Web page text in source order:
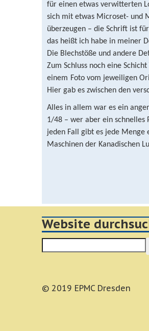
für einen etwas verwitterten
sich mit etwas Microset- und
überzeugen – die Schrift ist
das heißt ich habe in meiner
Die Blechstöße und andere
Zum Schluss noch eine
einem Foto vom jeweiligen
Hier gab es zwischen den
Alles in allem war es ein
1/48 – wer aber ein schnelles
jeden Fall gibt es jede Menge
Maschinen der Kanadischen
Website
© 2019 EPMC Dresden